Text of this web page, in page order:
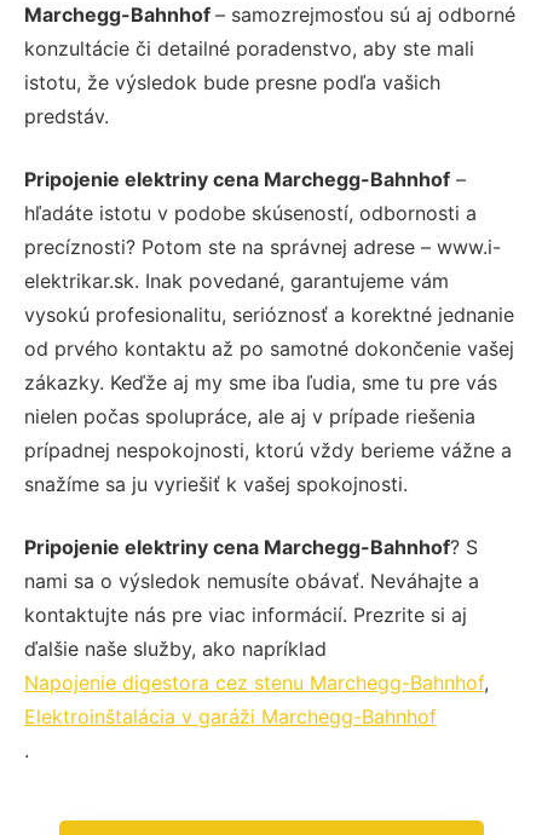
Marchegg-Bahnhof – samozrejmosťou sú aj odborné
konzultácie či detailné poradenstvo, aby ste mali
istotu, že výsledok bude presne podľa vašich
predstáv.
Pripojenie elektriny cena Marchegg-Bahnhof –
hľadáte istotu v podobe skúseností, odbornosti a
precíznosti? Potom ste na správnej adrese – www.i-
elektrikar.sk. Inak povedané, garantujeme vám
vysokú profesionalitu, serióznosť a korektné jednanie
od prvého kontaktu až po samotné dokončenie vašej
zákazky. Keďže aj my sme iba ľudia, sme tu pre vás
nielen počas spolupráce, ale aj v prípade riešenia
prípadnej nespokojnosti, ktorú vždy berieme vážne a
snažíme sa ju vyriešiť k vašej spokojnosti.
Pripojenie elektriny cena Marchegg-Bahnhof? S
nami sa o výsledok nemusíte obávať. Neváhajte a
kontaktujte nás pre viac informácií. Prezrite si aj
ďalšie naše služby, ako napríklad
Napojenie digestora cez stenu Marchegg-Bahnhof,
Elektroinštalácia v garáži Marchegg-Bahnhof
.